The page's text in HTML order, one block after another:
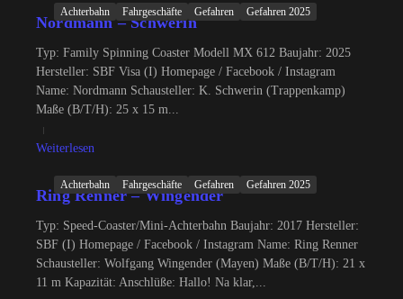
Achterbahn Fahrgeschäfte Gefahren Gefahren 2025
Nordmann – Schwerin
Typ: Family Spinning Coaster Modell MX 612 Baujahr: 2025
Hersteller: SBF Visa (I) Homepage / Facebook / Instagram
Name: Nordmann Schausteller: K. Schwerin (Trappenkamp)
Maße (B/T/H): 25 x 15 m...
Weiterlesen
Achterbahn Fahrgeschäfte Gefahren Gefahren 2025
Ring Renner – Wingender
Typ: Speed-Coaster/Mini-Achterbahn Baujahr: 2017 Hersteller:
SBF (I) Homepage / Facebook / Instagram Name: Ring Renner
Schausteller: Wolfgang Wingender (Mayen) Maße (B/T/H): 21 x
11 m Kapazität: Anschlüße: Hallo! Na klar,...